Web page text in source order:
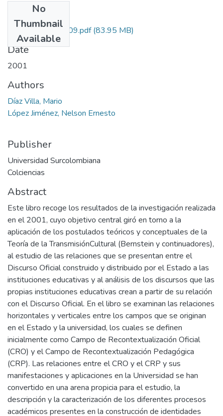
No
Thumbnail
Available
1124-11-10009.pdf(83.95 MB)
Date
2001
Authors
Díaz Villa, Mario
López Jiménez, Nelson Ernesto
Publisher
Universidad Surcolombiana
Colciencias
Abstract
Este libro recoge los resultados de la investigación realizada
en el 2001, cuyo objetivo central giró en torno a la
aplicación de los postulados teóricos y conceptuales de la
Teoría de la TransmisiónCultural (Bernstein y continuadores),
al estudio de las relaciones que se presentan entre el
Discurso Oficial construido y distribuido por el Estado a las
instituciones educativas y al análisis de los discursos que las
propias instituciones educativas crean a partir de su relación
con el Discurso Oficial. En el libro se examinan las relaciones
horizontales y verticales entre los campos que se originan
en el Estado y la universidad, los cuales se definen
inicialmente como Campo de Recontextualización Oficial
(CRO) y el Campo de Recontextualización Pedagógica
(CRP). Las relaciones entre el CRO y el CRP y sus
manifestaciones y aplicaciones en la Universidad se han
convertido en una arena propicia para el estudio, la
descripción y la caracterización de los diferentes procesos
académicos presentes en la construcción de identidades